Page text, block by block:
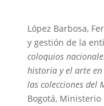
López Barbosa,
y gestión de la
coloquios
historia y el arte en
las colecciones del
Bogotá,